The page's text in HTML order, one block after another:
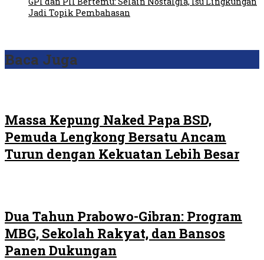
Jadi Topik Pembahasan
Baca Juga
Massa Kepung Naked Papa BSD,
Pemuda Lengkong Bersatu Ancam
Turun dengan Kekuatan Lebih Besar
Dua Tahun Prabowo-Gibran: Program
MBG, Sekolah Rakyat, dan Bansos
Panen Dukungan